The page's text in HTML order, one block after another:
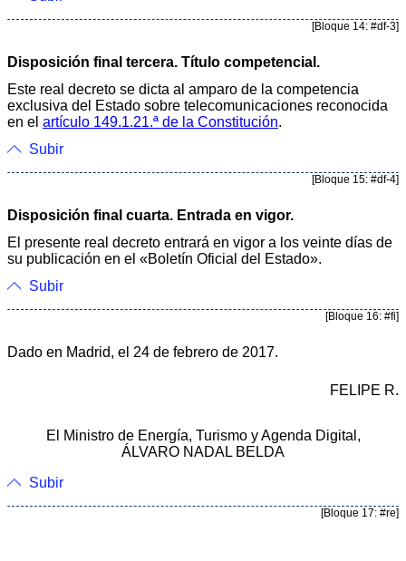
[Bloque 14: #df-3]
Disposición final tercera. Título competencial.
Este real decreto se dicta al amparo de la competencia
exclusiva del Estado sobre telecomunicaciones reconocida
en el artículo 149.1.21.ª de la Constitución.
Subir
[Bloque 15: #df-4]
Disposición final cuarta. Entrada en vigor.
El presente real decreto entrará en vigor a los veinte días de
su publicación en el «Boletín Oficial del Estado».
Subir
[Bloque 16: #fi]
Dado en Madrid, el 24 de febrero de 2017.
FELIPE R.
El Ministro de Energía, Turismo y Agenda Digital,
ÁLVARO NADAL BELDA
Subir
[Bloque 17: #re]